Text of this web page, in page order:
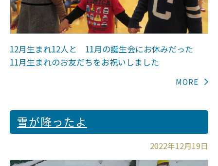
12月生まれ12人と 11月の誕生会にお休みだった
11月生まれのお友だちをお祝いしました
雪が降ったよ
2022年12月19日